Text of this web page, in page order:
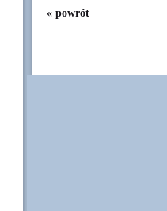
« powrót